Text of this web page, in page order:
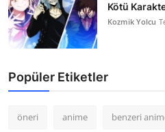
Kötü
Kozmik Yolcu
Popüler Etiketler
öneri anime benzeri